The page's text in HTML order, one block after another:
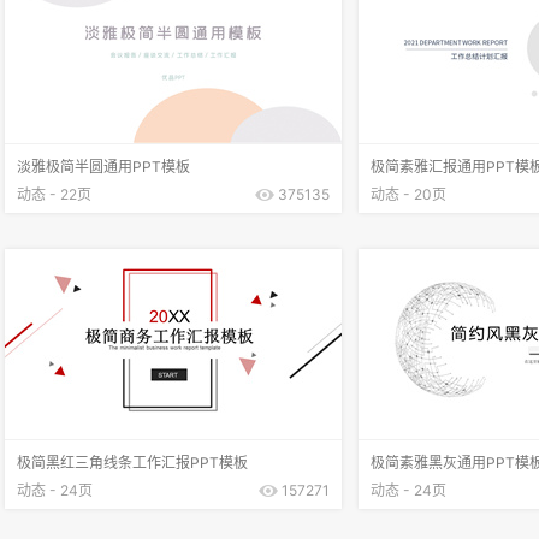
淡雅极简半圆通用PPT模板
动态 - 22页
375135
极简素雅汇报通用PPT模
动态 - 20页
极简黑红三角线条工作汇报PPT模板
动态 - 24页
157271
极简素雅黑灰通用PPT模
动态 - 24页